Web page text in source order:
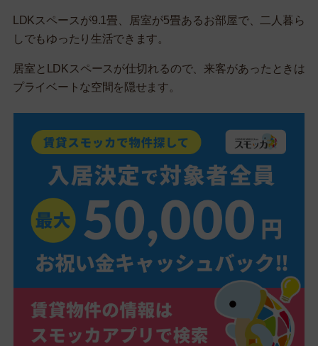
LDKスペースが9.1畳、居室が5畳あるお部屋で、二人暮ら
しでもゆったり生活できます。
居室とLDKスペースが仕切れるので、来客があったときは
プライベートな空間を隠せます。